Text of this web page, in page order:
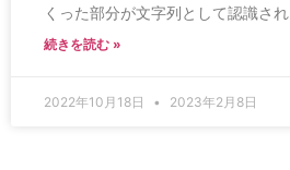
くった部分が文字列として認識され
続きを読む »
2022年10月18日 2023年2月8日